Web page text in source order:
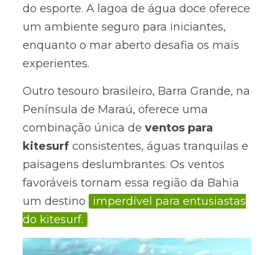
do esporte. A lagoa de água doce oferece
um ambiente seguro para iniciantes,
enquanto o mar aberto desafia os mais
experientes.
Outro tesouro brasileiro, Barra Grande, na
Península de Maraú, oferece uma
combinação única de ventos para
kitesurfconsistentes, águas tranquilas e
paisagens deslumbrantes. Os ventos
favoráveis tornam essa região da Bahia
um destino
imperdível para entusiastas
do kitesurf.
Tocador